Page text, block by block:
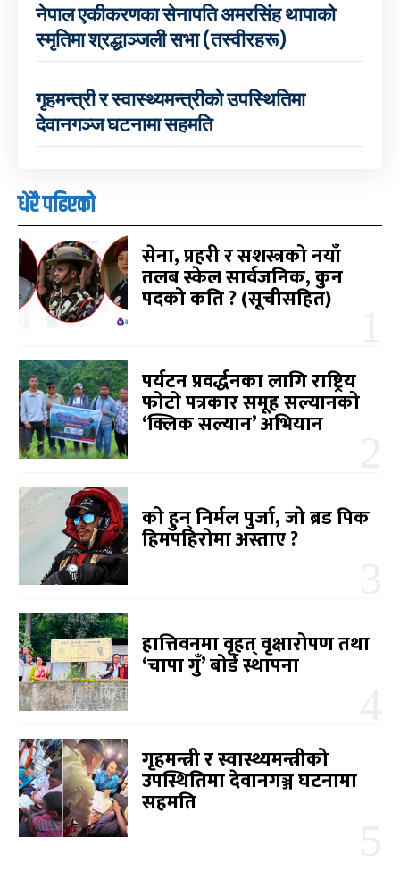
नेपाल एकीकरणका सेनापति अमरसिंह थापाको
स्मृतिमा श्रद्धाञ्जली सभा (तस्वीरहरू)
गृहमन्त्री र स्वास्थ्यमन्त्रीको उपस्थितिमा
देवानगञ्ज घटनामा सहमति
धेरै पढिएको
सेना, प्रहरी र सशस्त्रको नयाँ
तलब स्केल सार्वजनिक, कुन
पदको कति ? (सूचीसहित)
पर्यटन प्रवर्द्धनका लागि राष्ट्रिय
फोटो पत्रकार समूह सल्यानको
‘क्लिक सल्यान’ अभियान
को हुन् निर्मल पुर्जा, जो ब्रड पिक
हिमपहिरोमा अस्ताए ?
हात्तिवनमा वृहत् वृक्षारोपण तथा
‘चापा गुँ’ बोर्ड स्थापना
गृहमन्त्री र स्वास्थ्यमन्त्रीको
उपस्थितिमा देवानगञ्ज घटनामा
सहमति